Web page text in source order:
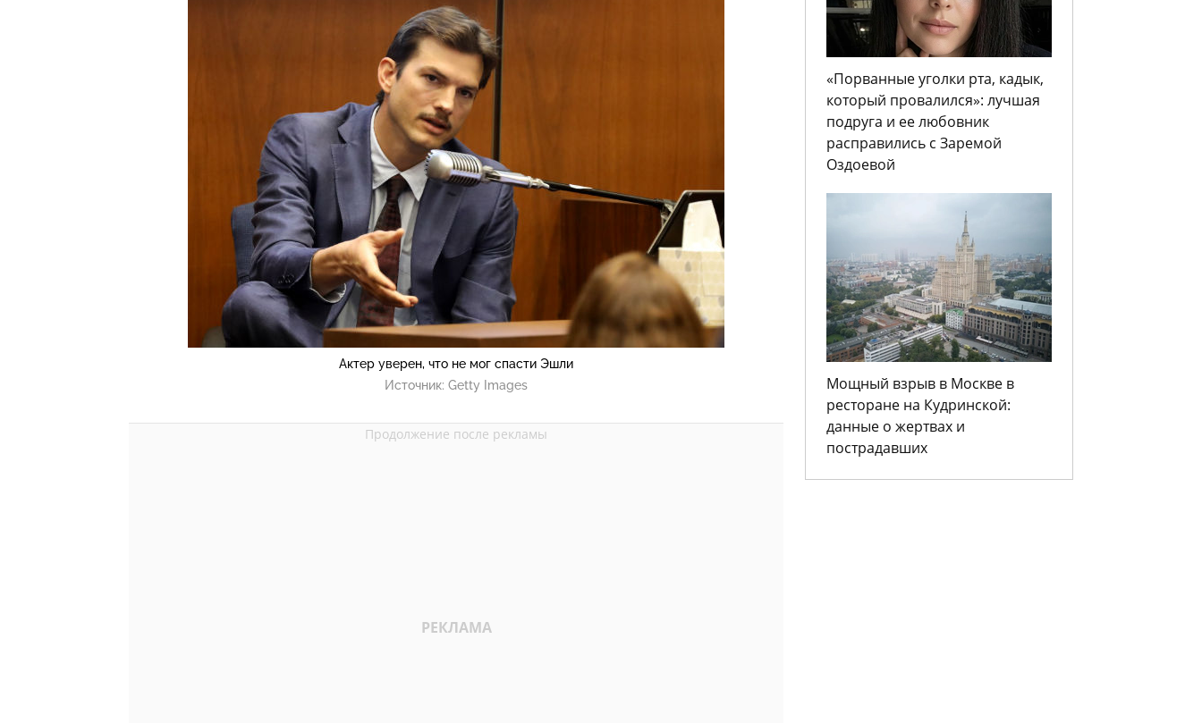
Актер уверен, что не мог спасти Эшли
Источник: Getty Images
«Порванные уголки рта, кадык,
который провалился»: лучшая
подруга и ее любовник
расправились с Заремой
Оздоевой
Мощный взрыв в Москве в
ресторане на Кудринской:
данные о жертвах и
пострадавших